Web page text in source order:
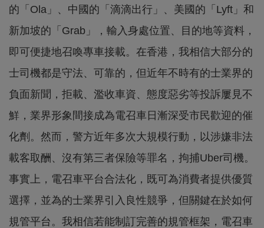
的「Ola」、中國的「滴滴出行」、美國的「Lyft」和
新加坡的「Grab」，輸入身處位置、目的地等資料，
即可便捷地召喚專車接載。在香港，我相信大部分的
士司機都是守法、可靠的，但近年不時有的士業界的
負面新聞，拒載、濫收車資、態度惡劣等投訴屢見不
鮮，業界形象間接成為電召車日漸深受市民歡迎的催
化劑。然而，警方近年多次大規模行動，以涉嫌非法
載客取酬、沒有第三者保險等罪名，拘捕Uber司機。
事實上，電召車平台合法化，既可為消費者提供優質
選擇，並為的士業界引入良性競爭，但關鍵在於如何
規管平台。我相信若能制訂完善的規管框架，電召車